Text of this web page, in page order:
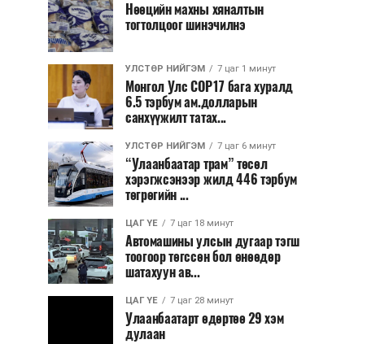
Нөөцийн махны хяналтын
тогтолцоог шинэчилнэ
УЛСТӨР НИЙГЭМ 7 цаг 1 минут
Монгол Улс COP17 бага хуралд
6.5 тэрбум ам.долларын
санхүүжилт татах...
УЛСТӨР НИЙГЭМ 7 цаг 6 минут
“Улаанбаатар трам” төсөл
хэрэгжсэнээр жилд 446 тэрбум
төгрөгийн ...
ЦАГ ҮЕ 7 цаг 18 минут
Автомашины улсын дугаар тэгш
тоогоор төгссөн бол өнөөдөр
шатахуун ав...
ЦАГ ҮЕ 7 цаг 28 минут
Улаанбаатарт өдөртөө 29 хэм
дулаан